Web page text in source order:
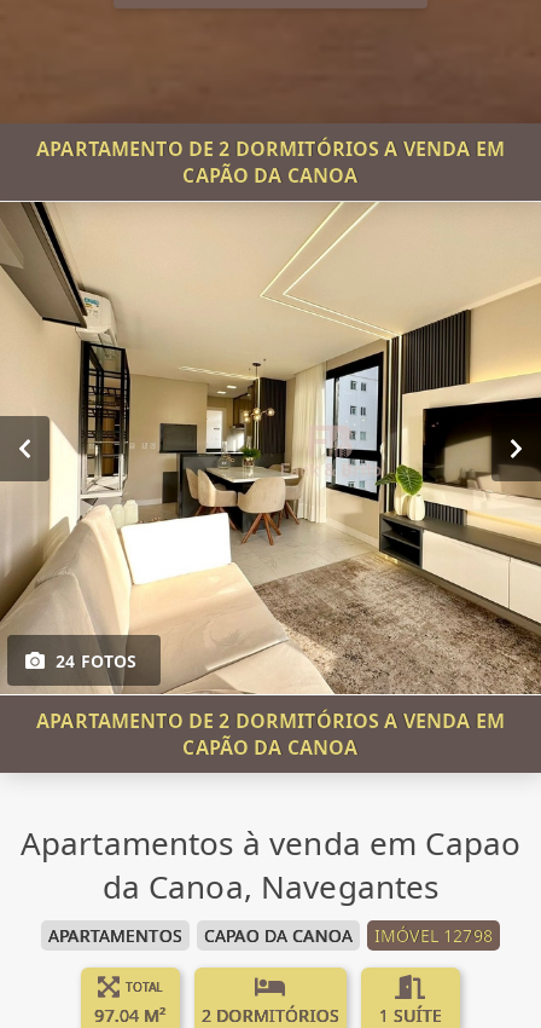
APARTAMENTO DE 2 DORMITÓRIOS A VENDA EM
CAPÃO DA CANOA
24 FOTOS
APARTAMENTO DE 2 DORMITÓRIOS A VENDA EM
CAPÃO DA CANOA
Apartamentos à venda em Capao
da Canoa, Navegantes
APARTAMENTOS CAPAO DA CANOA IMÓVEL 12798
TOTAL
97.04 M² 2 DORMITÓRIOS 1 SUÍTE